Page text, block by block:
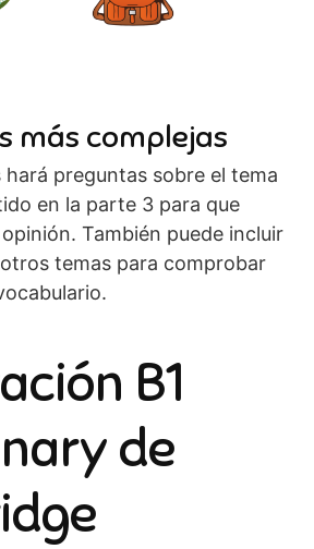
más complejas
hará preguntas sobre el tema
en la parte 3 para que
También puede incluir
temas para comprobar
B1
de